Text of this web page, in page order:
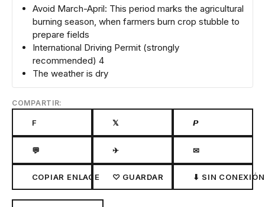
Avoid March-April: This period marks the agricultural
burning season, when farmers burn crop stubble to
prepare fields
International Driving Permit (strongly
recommended) 4
The weather is dry
COMPARTIR:
F 𝕏 𝙋
💬 ✈ ✉
COPIAR ENLACE ♡ GUARDAR ⬇ SIN CONEXIÓN